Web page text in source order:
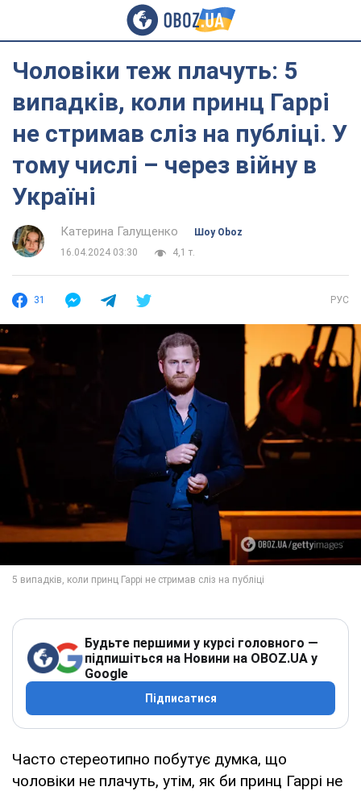
Чоловіки теж плачуть: 5
випадків, коли принц Гаррі
не стримав сліз на публіці. У
тому числі – через війну в
Україні
Катерина Галущенко
Шоу Oboz
16.04.2024 03:30
4,1 т.
31 РУС
Будьте першими у курсі головного —
підпишіться на Новини на OBOZ.UA у
Google
Підписатися
Часто стереотипно побутує думка, що
чоловіки не плачуть, утім, як би принц Гаррі не